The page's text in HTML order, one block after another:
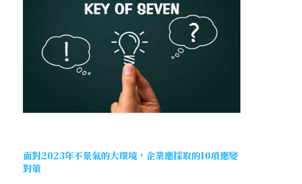
面對2023年不景氣的大環境，企業應採取的10項應變
對策